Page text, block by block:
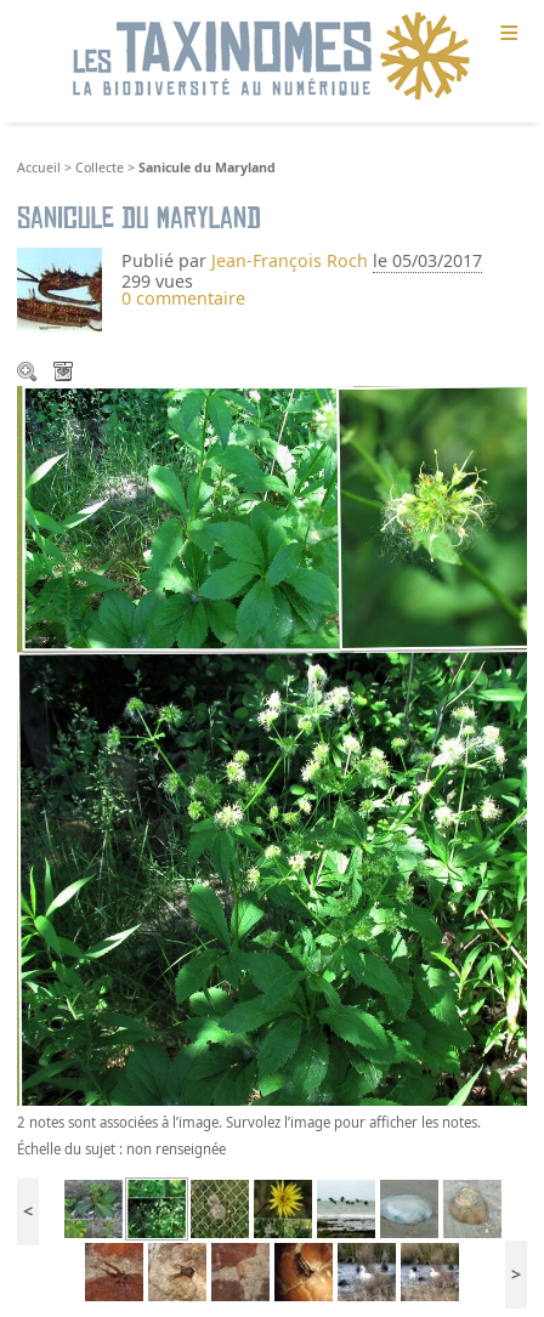
≡
Accueil >Collecte >Sanicule du Maryland
Sanicule du Maryland
Publié par Jean-François Roch le 05/03/2017
299 vues
0 commentaire
2 notes sont associées à l’image. Survolez l’image pour afficher les notes.
Échelle du sujet : non renseignée
<
>